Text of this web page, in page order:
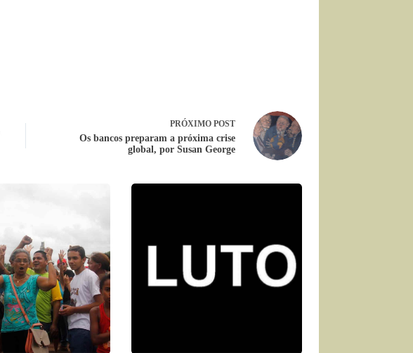
PRÓXIMO POST
Os bancos preparam a próxima crise
global, por Susan George